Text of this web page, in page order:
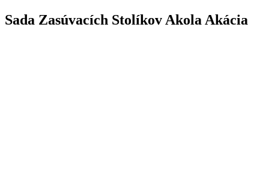
Sada Zasúvacích Stolíkov Akola Akácia